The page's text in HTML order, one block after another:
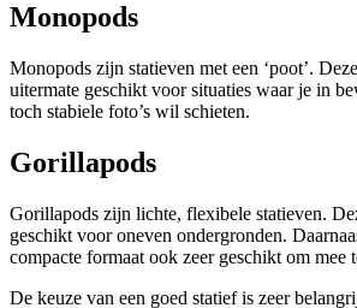
Monopods
Monopods zijn statieven met een ‘poot’.
uitermate geschikt voor situaties waar je in
toch stabiele foto’s wil schieten.
Gorillapods
Gorillapods zijn lichte, flexibele statieven.
geschikt voor oneven ondergronden.
compacte formaat ook zeer geschikt om mee
De keuze van een goed statief is zeer